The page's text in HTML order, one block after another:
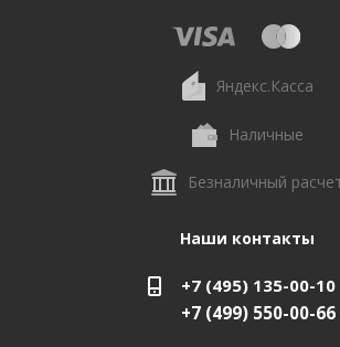
Яндекс.Касса
Наличные
Безналичный
Наши контакты
+7 (495) 135-00-10
+7 (499) 550-00-66